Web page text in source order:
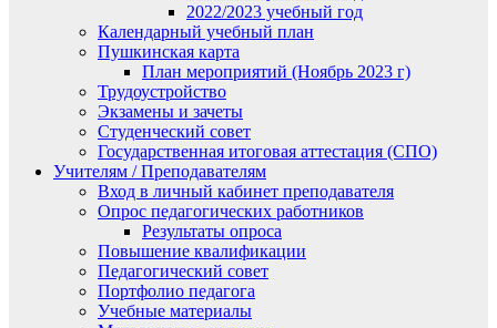
2022/2023 учебный год
Календарный учебный план
Пушкинская карта
План мероприятий (Ноябрь 2023 г)
Трудоустройство
Экзамены и зачеты
Студенческий совет
Государственная итоговая аттестация (СПО)
Учителям / Преподавателям
Вход в личный кабинет преподавателя
Опрос педагогических работников
Результаты опроса
Повышение квалификации
Педагогический совет
Портфолио педагога
Учебные материалы